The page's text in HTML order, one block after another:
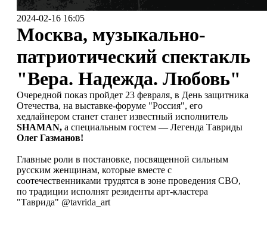
2024-02-16 16:05
Москва, музыкально-
патриотический спектакль
"Вера. Надежда. Любовь"
Очередной показ пройдет 23 февраля, в День защитника
Отечества, на выставке-форуме "Россия", его
хедлайнером станет станет известный исполнитель
SHAMAN, а специальным гостем — Легенда Тавриды
Олег Газманов!
Главные роли в постановке, посвященной сильным
русским женщинам, которые вместе с
соотечественниками трудятся в зоне проведения СВО,
по традиции исполнят резиденты арт-кластера
"Таврида" @tavrida_art